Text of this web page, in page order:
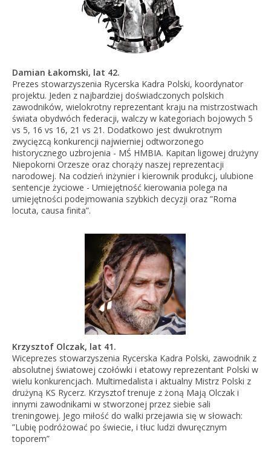
Damian Łakomski, lat 42.
Prezes stowarzyszenia Rycerska Kadra Polski, koordynator
projektu. Jeden z najbardziej doświadczonych polskich
zawodników, wielokrotny reprezentant kraju na mistrzostwach
świata obydwóch federacji, walczy w kategoriach bojowych 5
vs 5, 16 vs 16, 21 vs 21. Dodatkowo jest dwukrotnym
zwycięzcą konkurencji najwierniej odtworzonego
historycznego uzbrojenia - MŚ HMBIA. Kapitan ligowej drużyny
Niepokorni Orzesze oraz chorąży naszej reprezentacji
narodowej. Na codzień inżynier i kierownik produkcj, ulubione
sentencje życiowe - Umiejętność kierowania polega na
umiejętności podejmowania szybkich decyzji oraz ”Roma
locuta, causa finita”.
Krzysztof Olczak, lat 41.
Wiceprezes stowarzyszenia Rycerska Kadra Polski, zawodnik z
absolutnej światowej czołówki i etatowy reprezentant Polski w
wielu konkurencjach. Multimedalista i aktualny Mistrz Polski z
drużyną KS Rycerz. Krzysztof trenuje z żoną Mają Olczak i
innymi zawodnikami w stworzonej przez siebie sali
treningowej. Jego miłość do walki przejawia się w słowach:
”Lubię podróżować po świecie, i tłuc ludzi dwuręcznym
toporem”